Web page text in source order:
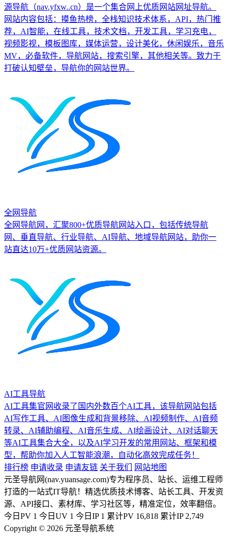
源导航（nav.yfxw..cn）是一个集合网上优质网站网址导航。
网站内容包括：摸鱼热榜，全栈知识技术体系，API，热门推
荐，AI智能，在线工具，技术文档，开发工具，学习充电，
视频影视，模板图库，媒体运营，设计美化，休闲娱乐，音乐
MV，必备软件，导航网站，搜索引擎，其他相关等。致力于
打破认知壁垒，导航你的网站世界。
全网导航
全网导航网，汇聚800+优质导航网站入口，包括传统导航
网、垂直导航、行业导航、AI导航、地域导航网站，助你一
站直达10万+优质网站资源。
AI工具导航
AI工具集官网收录了国内外数百个AI工具，该导航网站包括
AI写作工具、AI图像生成和背景移除、AI视频制作、AI音频
转录、AI辅助编程、AI音乐生成、AI绘画设计、AI对话聊天
等AI工具集合大全，以及AI学习开发的常用网站、框架和模
型，帮助你加入人工智能浪潮，自动化高效完成任务！
排行榜 申请收录 申请友链 关于我们
网站地图
元圣导航网(nav.yuansage.com)专为程序员、站长、运维工程师
打造的一站式IT导航！精选优质技术博客、站长工具、开发资
源、API接口、素材库、学习社区等，精准定位，效率翻倍。
今日PV 1 今日UV 1 今日IP 1 累计PV 16,818 累计IP 2,749
Copyright © 2026 元圣导航系统